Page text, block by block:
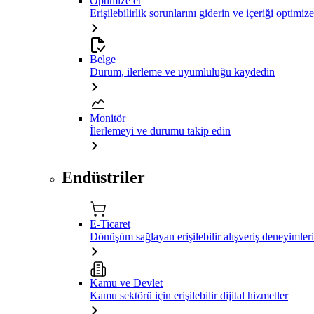
Erişilebilirlik sorunlarını giderin ve içeriği
Belge
Durum, ilerleme ve uyumluluğu kaydedin
Monitör
İlerlemeyi ve durumu takip edin
Endüstriler
E-Ticaret
Dönüşüm sağlayan erişilebilir alışveriş deneyimleri
Kamu ve Devlet
Kamu sektörü için erişilebilir dijital hizmetler